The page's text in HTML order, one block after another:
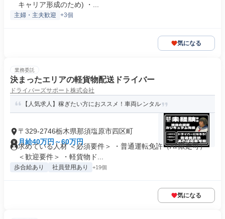
キャリア形成のため) ・...
主婦・主夫歓迎 +3個
気になる
業務委託
決まったエリアの軽貨物配送ドライバー
ドライバーズサポート株式会社
【人気求人】稼ぎたい方におススメ！車両レンタル
〒329-2746栃木県那須塩原市四区町
月給40万円～60万円
求めている人材 ＜必須要件＞ ・普通運転免許（AT限定可）
＜歓迎要件＞ ・軽貨物ド...
歩合給あり 社員登用あり +19個
気になる